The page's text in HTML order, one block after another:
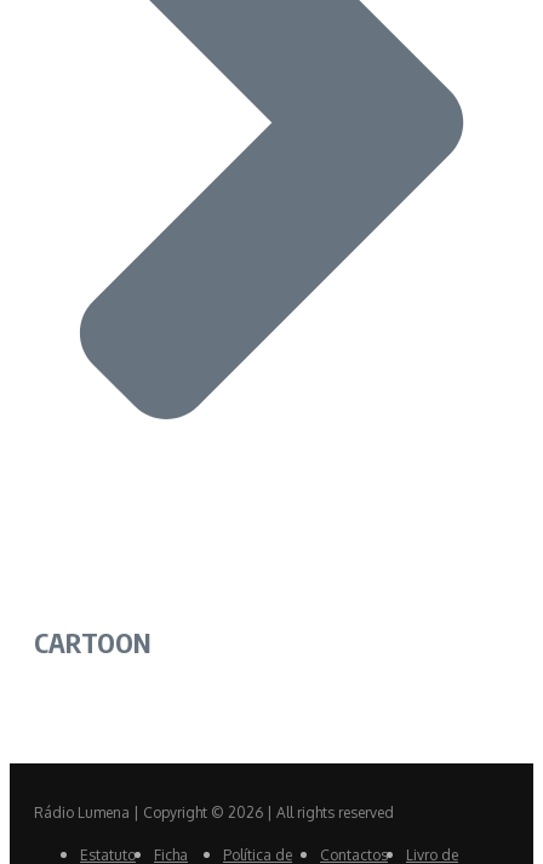
CARTOON
Rádio Lumena | Copyright © 2026 | All rights reserved
Estatuto Ficha Política de Contactos Livro de